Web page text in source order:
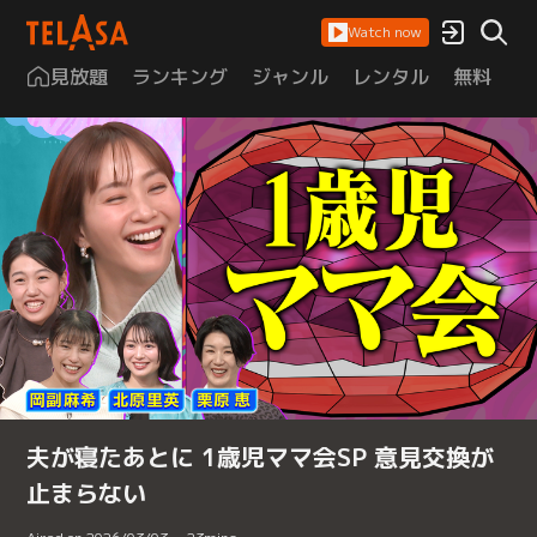
Watch now
見放題 ランキング ジャンル レンタル 無料
夫が寝たあとに 1歳児ママ会SP 意見交換が
止まらない